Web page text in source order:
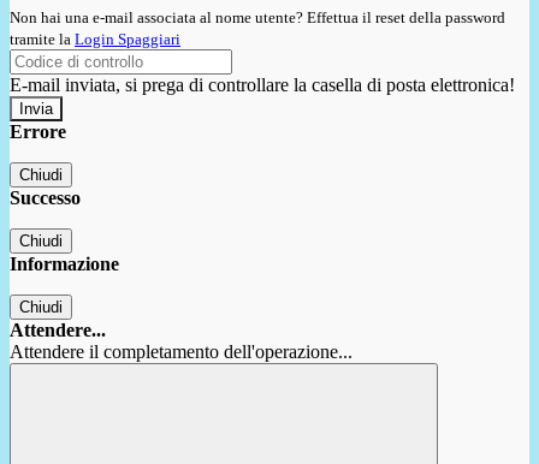
Non hai una e-mail associata al nome utente? Effettua il reset della password
tramite la Login Spaggiari
E-mail inviata, si prega di controllare la casella di posta elettronica!
Errore
Chiudi
Successo
Chiudi
Informazione
Chiudi
Attendere...
Attendere il completamento dell'operazione...